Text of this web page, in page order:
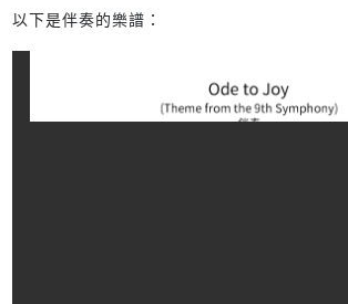
以下是伴奏的樂譜：